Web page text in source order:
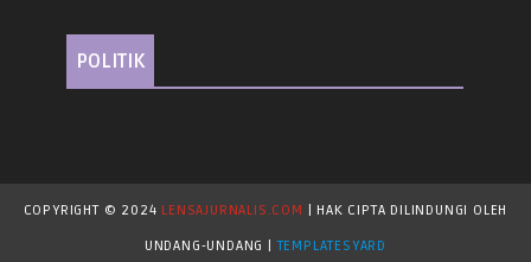
POLITIK
COPYRIGHT © 2024 LENSAJURNALIS.COM
| HAK CIPTA DILINDUNGI OLEH
UNDANG-UNDANG |TEMPLATESYARD